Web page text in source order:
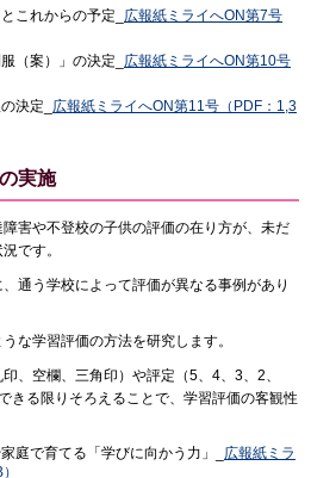
これからの予定_ 広報紙ミライへON第7号
（案）」の決定_ 広報紙ミライへON第10号
決定_ 広報紙ミライへON第11号（PDF：1,3
実施
害や不登校の子供の評価の在り方が、未だ
です。
通う学校によって評価が異なる事例があり
な学習評価の方法を研究します。
、空欄、三角印）や評定（5、4、3、2、
きる限りそろえることで、学習評価の客観性
庭で育てる「学びに向かう力」_ 広報紙ミラ